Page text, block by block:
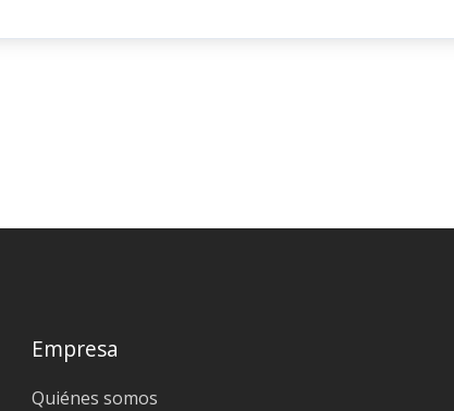
Empresa
Quiénes somos